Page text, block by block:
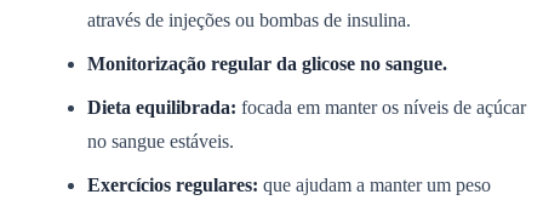
através de injeções ou bombas de insulina.
Monitorização regular da glicose no sangue.
Dieta equilibrada: focada em manter os níveis de açúcar
no sangue estáveis.
Exercícios regulares: que ajudam a manter um peso